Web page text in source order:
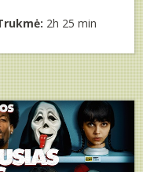
2h 25 min